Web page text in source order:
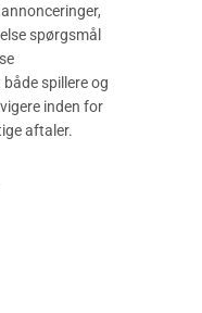
spørgsmål
spillere og
inden for
aftaler.